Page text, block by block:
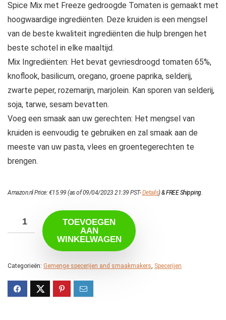
Spice Mix met Freeze gedroogde Tomaten is gemaakt met
hoogwaardige ingrediënten. Deze kruiden is een mengsel
van de beste kwaliteit ingrediënten die hulp brengen het
beste schotel in elke maaltijd.
Mix Ingrediënten: Het bevat gevriesdroogd tomaten 65%,
knoflook, basilicum, oregano, groene paprika, selderij,
zwarte peper, rozemarijn, marjolein. Kan sporen van selderij,
soja, tarwe, sesam bevatten.
Voeg een smaak aan uw gerechten: Het mengsel van
kruiden is eenvoudig te gebruiken en zal smaak aan de
meeste van uw pasta, vlees en groentegerechten te
brengen.
Amazon.nl Price:€15.99 (as of 09/04/2023 21:39 PST-Details)&FREE Shipping.
TOEVOEGEN
AAN
WINKELWAGEN
Categorieën: Gemenge specerijen and smaakmakers, Specerijen